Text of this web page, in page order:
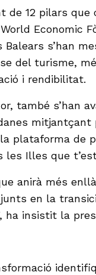
12 pilars que
Economic
s’han
del turisme,
i rendibilitat.
també s’han
mitjantçant
plataforma de
Illes que
anirà més
en la
ha insistit la